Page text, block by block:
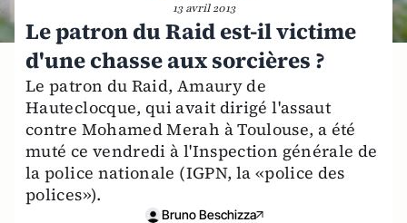
13 avril 2013
Le patron du Raid est-il victime
d'une chasse aux sorcières ?
Le patron du Raid, Amaury de
Hauteclocque, qui avait dirigé l'assaut
contre Mohamed Merah à Toulouse, a été
muté ce vendredi à l'Inspection générale de
la police nationale (IGPN, la «police des
polices»).
Bruno Beschizza